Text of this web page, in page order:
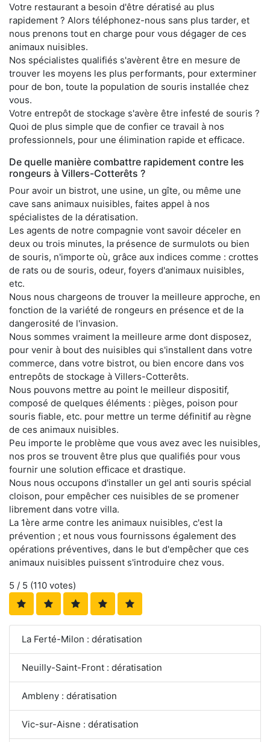
Votre restaurant a besoin d'être dératisé au plus
rapidement ? Alors téléphonez-nous sans plus tarder, et
nous prenons tout en charge pour vous dégager de ces
animaux nuisibles.
Nos spécialistes qualifiés s'avèrent être en mesure de
trouver les moyens les plus performants, pour exterminer
pour de bon, toute la population de souris installée chez
vous.
Votre entrepôt de stockage s'avère être infesté de souris ?
Quoi de plus simple que de confier ce travail à nos
professionnels, pour une élimination rapide et efficace.
De quelle manière combattre rapidement contre les
rongeurs à Villers-Cotterêts ?
Pour avoir un bistrot, une usine, un gîte, ou même une
cave sans animaux nuisibles, faites appel à nos
spécialistes de la dératisation.
Les agents de notre compagnie vont savoir déceler en
deux ou trois minutes, la présence de surmulots ou bien
de souris, n'importe où, grâce aux indices comme : crottes
de rats ou de souris, odeur, foyers d'animaux nuisibles,
etc.
Nous nous chargeons de trouver la meilleure approche, en
fonction de la variété de rongeurs en présence et de la
dangerosité de l'invasion.
Nous sommes vraiment la meilleure arme dont disposez,
pour venir à bout des nuisibles qui s'installent dans votre
commerce, dans votre bistrot, ou bien encore dans vos
entrepôts de stockage à Villers-Cotterêts.
Nous pouvons mettre au point le meilleur dispositif,
composé de quelques éléments : pièges, poison pour
souris fiable, etc. pour mettre un terme définitif au règne
de ces animaux nuisibles.
Peu importe le problème que vous avez avec les nuisibles,
nos pros se trouvent être plus que qualifiés pour vous
fournir une solution efficace et drastique.
Nous nous occupons d'installer un gel anti souris spécial
cloison, pour empêcher ces nuisibles de se promener
librement dans votre villa.
La 1ère arme contre les animaux nuisibles, c'est la
prévention ; et nous vous fournissons également des
opérations préventives, dans le but d'empêcher que ces
animaux nuisibles puissent s'introduire chez vous.
5 / 5 (110 votes)
La Ferté-Milon : dératisation
Neuilly-Saint-Front : dératisation
Ambleny : dératisation
Vic-sur-Aisne : dératisation